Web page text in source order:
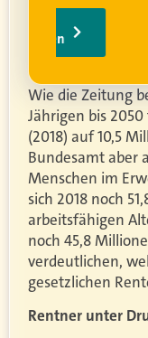
Wie die Zeitung
Jährigen bis
(2018) auf 10,5
Bundesamt aber
Menschen im
sich 2018 noch
arbeitsfähigen
noch 45,8
verdeutlichen,
gesetzlichen
Rentner unter